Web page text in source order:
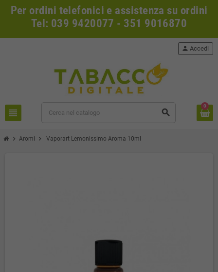
Per ordini telefonici e assistenza su ordini
Tel: 039 9420077 - 351 9016870
view_headline search
person Accedi
0
chevron_right Aromi chevron_right Vaporart Lemonissimo Aroma 10ml